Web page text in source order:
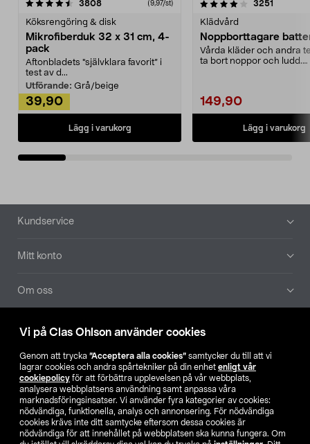
Vi på Clas Ohlson använder cookies
Genom att trycka ”Acceptera alla cookies” samtycker du till att vi
lagrar cookies och andra spårtekniker på din enhet enligt vår
cookiepolicy för att förbättra upplevelsen på vår webbplats,
analysera webbplatsens användning samt anpassa våra
marknadsföringsinsatser. Vi använder fyra kategorier av cookies:
nödvändiga, funktionella, analys och annonsering. För nödvändiga
cookies krävs inte ditt samtycke eftersom dessa cookies är
nödvändiga för att innehållet på webbplatsen ska kunna fungera. Om
3808recensioner (9,97/st)
Köksrengöring & disk
Mikrofiberduk 32 x 31 cm, 4-
pack
Aftonbladets "självklara favorit” i
test av d...
Utförande: Grå/beige
39,90
Lägg i varukorg
4.0av 5 stjärnor 3251
Klädvård
Noppborttagare
Vårda kläder och andra
ta bort noppor och ludd.
149,90
Lägg i varukorg
4.5av 5 stjärnor
Sidfot
Kundservice
Mitt konto
Om oss
Aktuellt
Våra bolag
Hitta butik
SE NO FI